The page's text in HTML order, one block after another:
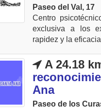
Paseo del Val, 17
Centro
exclusiva a los
rapidez y la
A 24.18
Ana
Paseo de los